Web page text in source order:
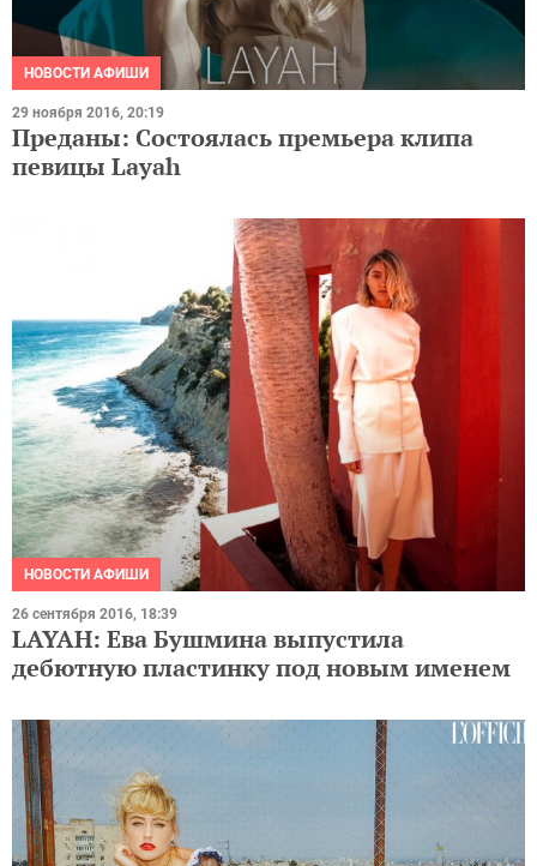
НОВОСТИ АФИШИ
29 ноября 2016, 20:19
Преданы: Состоялась премьера клипа
певицы Layah
НОВОСТИ АФИШИ
26 сентября 2016, 18:39
LAYAH: Ева Бушмина выпустила
дебютную пластинку под новым именем